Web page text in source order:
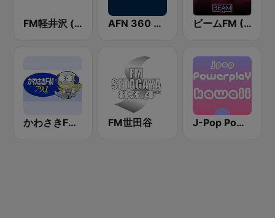
FM軽井沢 (FM KARUIZAWA) AFN 360 Tokyo (Japan Only) ビームFM (Beam FM) - Adult Hits
かわさきFM (FM K-City) FM世田谷 J-Pop Powerplay Kawaii